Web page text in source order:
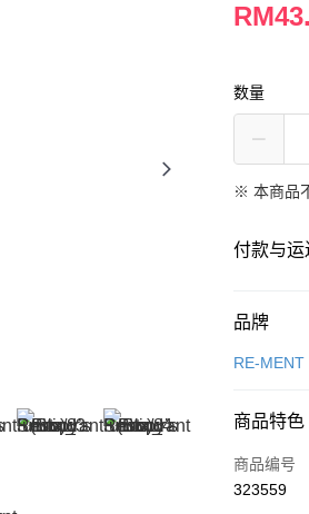
数量
※ 本商品
付款与运
付款方式
信用卡一
相关说明
伊斯兰银
Touch 'n
品牌
RE-MENT
商品特色
商品编号
323559